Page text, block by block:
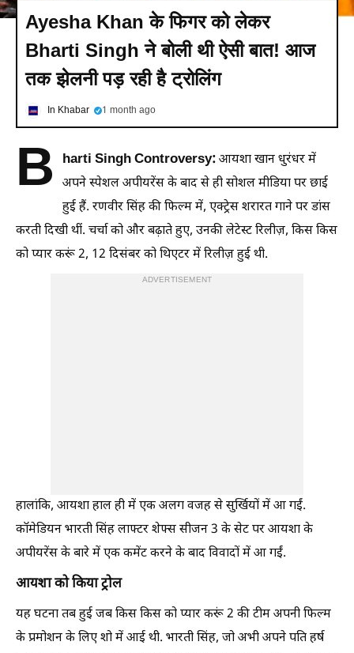
Ayesha Khan के फिगर को लेकर
Bharti Singh ने बोली थी ऐसी बात! आज
तक झेलनी पड़ रही है ट्रोलिंग
In Khabar 1 month ago
B harti Singh Controversy:आयशा खान धुरंधर में
अपने स्पेशल अपीयरेंस के बाद से ही सोशल मीडिया पर छाई
हुई हैं. रणवीर सिंह की फिल्म में, एक्ट्रेस शरारत गाने पर डांस
करती दिखी थीं. चर्चा को और बढ़ाते हुए, उनकी लेटेस्ट रिलीज़, किस किस
को प्यार करूं 2, 12 दिसंबर को थिएटर में रिलीज़ हुई थी.
ADVERTISEMENT
हालांकि, आयशा हाल ही में एक अलग वजह से सुर्खियों में आ गईं.
कॉमेडियन भारती सिंह लाफ्टर शेफ्स सीजन 3 के सेट पर आयशा के
अपीयरेंस के बारे में एक कमेंट करने के बाद विवादों में आ गईं.
आयशा को किया ट्रोल
यह घटना तब हुई जब किस किस को प्यार करूं 2 की टीम अपनी फिल्म
के प्रमोशन के लिए शो में आई थी. भारती सिंह, जो अभी अपने पति हर्ष